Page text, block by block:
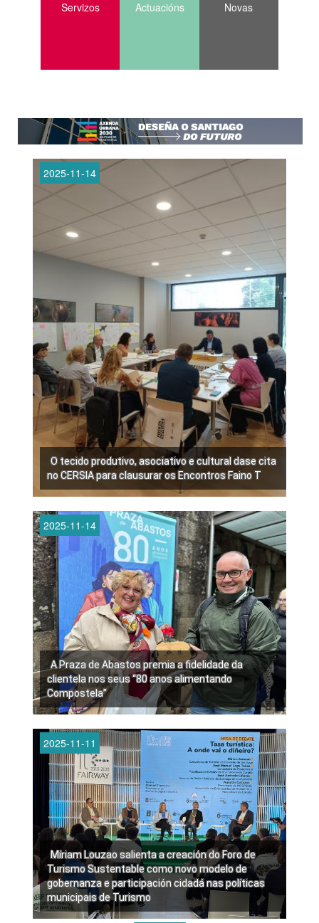
Servizos Actuacións Novas
O tecido produtivo, asociativo e cultural dase cita
no CERSIA para clausurar os Encontros Faino T
2025-11-14
A Praza de Abastos premia a fidelidade da
clientela nos seus “80 anos alimentando
Compostela”
2025-11-14
Míriam Louzao salienta a creación do Foro de
Turismo Sustentable como novo modelo de
gobernanza e participación cidadá nas políticas
municipais de Turismo
2025-11-11